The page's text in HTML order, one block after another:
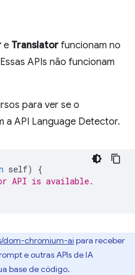
e Translator funcionam no
APIs não funcionam
para ver se o
a API Language Detector.
self)
{
API is available.
dom-chromium-ai para receber
e outras APIs de IA
base de código.